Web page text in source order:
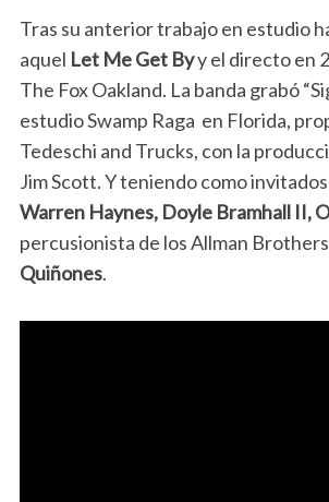
Tras su anterior trabajo en estudio
aquel Let Me Get Byy el directo en
The Fox Oakland. La banda grabó
estudio Swamp Raga en Florida,
Tedeschi and Trucks, con la
Jim Scott. Y teniendo como
Warren Haynes, Doyle Bramhall II,
percusionista de los Allman Brothers
Quiñones.